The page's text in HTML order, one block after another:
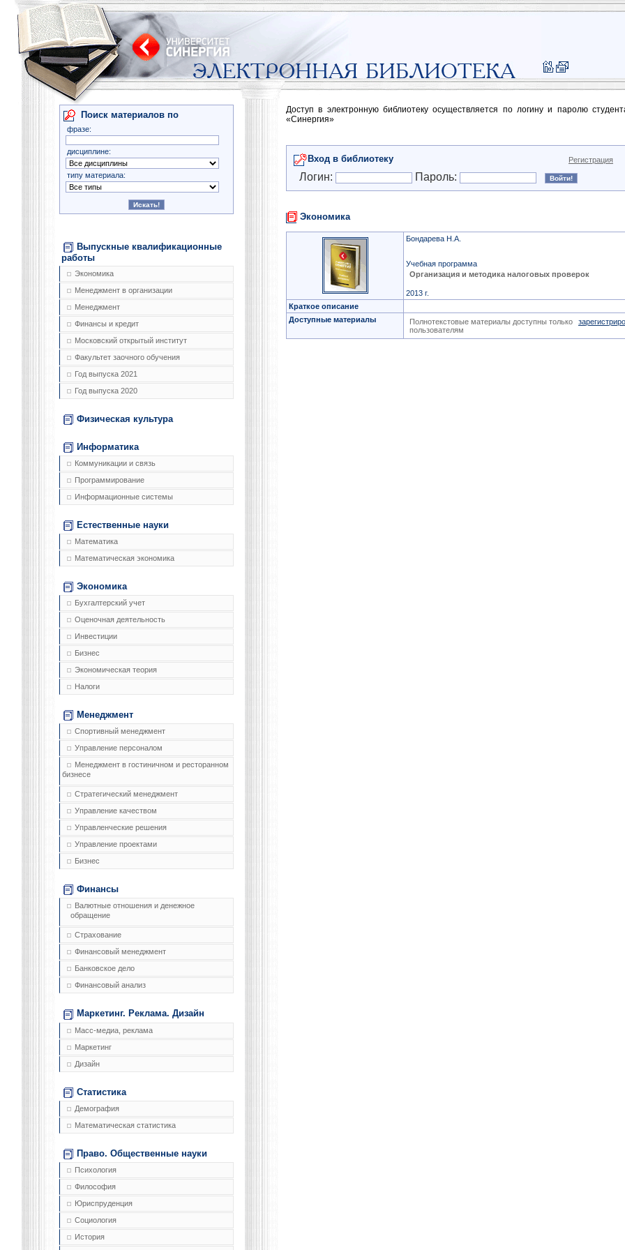
Поиск материалов по
фразе:
дисциплине:
типу материала:
Выпускные квалификационные
работы
Экономика
Менеджмент в организации
Менеджмент
Финансы и кредит
Московский открытый институт
Факультет заочного обучения
Год выпуска 2021
Год выпуска 2020
Физическая культура
Информатика
Коммуникации и связь
Программирование
Информационные системы
Естественные науки
Математика
Математическая экономика
Экономика
Бухгалтерский учет
Оценочная деятельность
Инвестиции
Бизнес
Экономическая теория
Налоги
Менеджмент
Спортивный менеджмент
Управление персоналом
Менеджмент в гостиничном и ресторанном
бизнесе
Стратегический менеджмент
Управление качеством
Управленческие решения
Управление проектами
Бизнес
Финансы
Валютные отношения и денежное
обращение
Страхование
Финансовый менеджмент
Банковское дело
Финансовый анализ
Маркетинг. Реклама. Дизайн
Масс-медиа, реклама
Маркетинг
Дизайн
Статистика
Демография
Математическая статистика
Право. Общественные науки
Психология
Философия
Юриспруденция
Социология
История
Доступ в электронную библиотеку осуществляется по логину и паролю
«Синергия»
Вход в библиотеку Регистрация
Логин: Пароль:
Экономика
Бондарева Н.А.
Учебная программа
Организация и методика налоговых проверок
2013 г.
Краткое описание
Доступные материалы
Полнотекстовые материалы доступны только
пользователям